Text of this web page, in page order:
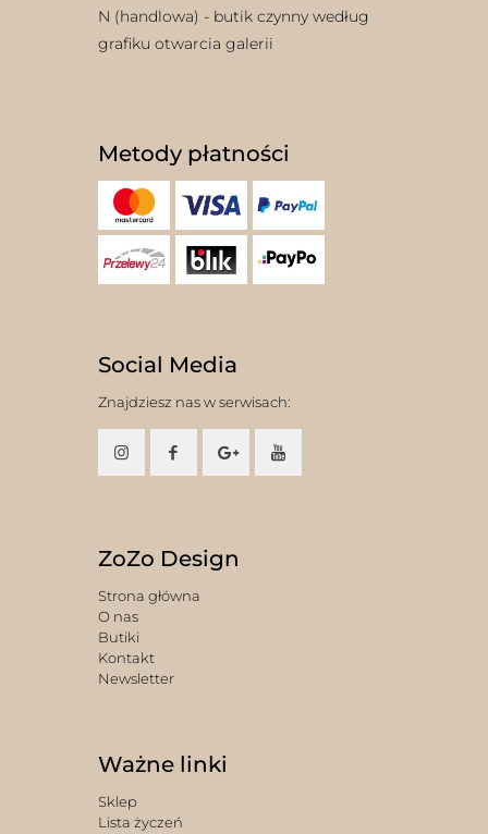
N (handlowa) - butik czynny według
grafiku otwarcia galerii
Metody płatności
Social Media
Znajdziesz nas w serwisach:
ZoZo Design
Strona główna
O nas
Butiki
Kontakt
Newsletter
Ważne linki
Sklep
Lista życzeń